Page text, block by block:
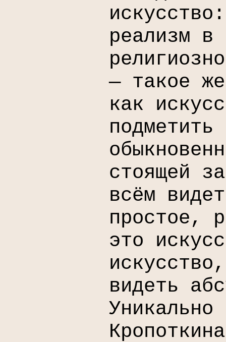
реализм в
— такое
как
стоящей
всём
простое,
это
видеть
Уникально